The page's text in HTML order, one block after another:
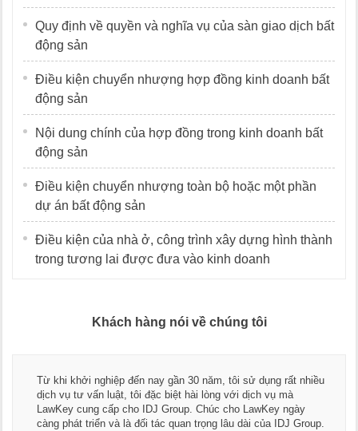
Quy định về quyền và nghĩa vụ của sàn giao dịch bất
động sản
Điều kiện chuyển nhượng hợp đồng kinh doanh bất
động sản
Nội dung chính của hợp đồng trong kinh doanh bất
động sản
Điều kiện chuyển nhượng toàn bộ hoặc một phần
dự án bất động sản
Điều kiện của nhà ở, công trình xây dựng hình thành
trong tương lai được đưa vào kinh doanh
Khách hàng nói về chúng tôi
năm, tôi sử dụng rất nhiều
lòng với dịch vụ mà
Chúc cho LawKey ngày
trọng lâu dài của IDJ Group.
Thay mặt Công ty Dương
ngũ luật sư, kế toán của
dụng dịch vụ tư vấn pháp luật
Chúc các bạn phát triển hơn,